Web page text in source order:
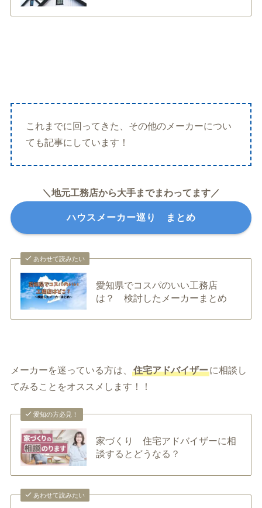
これまでに回ってきた、その他のメーカーについ
ても記事にしています！
＼地元工務店から大手までまわってます／
ハウスメーカー巡り まとめ
あわせて読みたい
愛知県でコスパのいい工務店
は？ 検討したメーカーまとめ
メーカーを迷っている方は、 住宅アドバイザーに相談し
てみることをオススメします！！
愛知の方必見！
家づくり 住宅アドバイザーに相
談するとどうなる？
あわせて読みたい